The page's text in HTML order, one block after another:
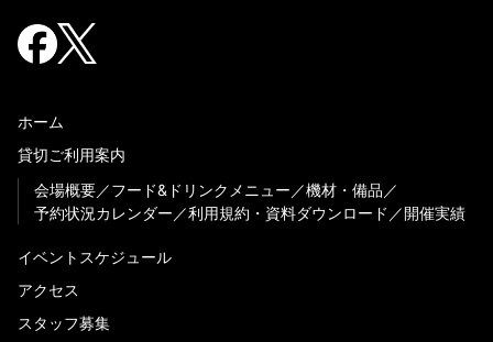
ホーム
貸切ご利用案内
会場概要
フード&ドリンクメニュー
機材・備品
予約状況カレンダー
利用規約・資料ダウンロード 開催実績
イベントスケジュール
アクセス
スタッフ募集